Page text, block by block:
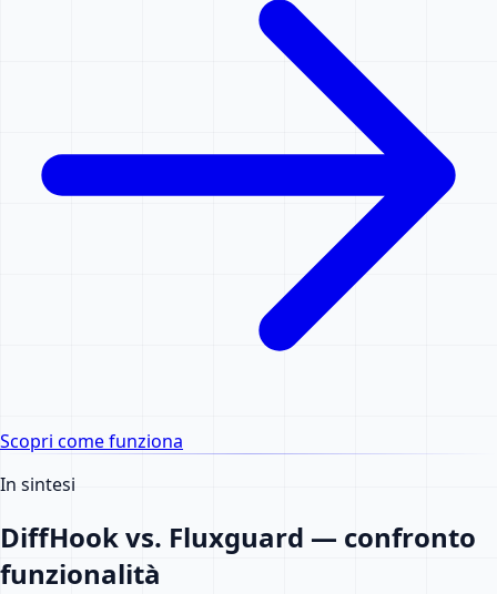
Scopri come funziona
In sintesi
DiffHook vs. Fluxguard — confronto
funzionalità